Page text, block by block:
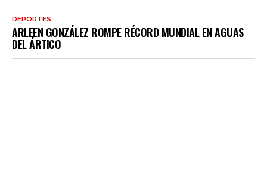
DEPORTES
ARLEEN GONZÁLEZ ROMPE RÉCORD MUNDIAL EN AGUAS
DEL ÁRTICO